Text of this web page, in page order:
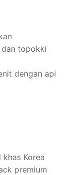
dan topokki
dengan api
Korea
premium